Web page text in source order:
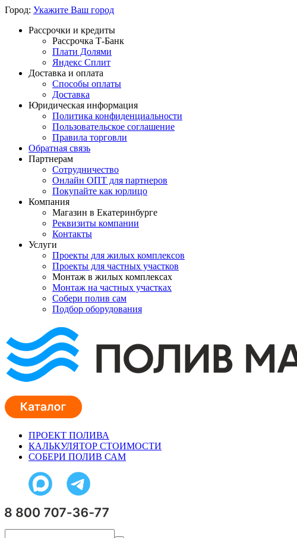
Город: Укажите Ваш город
Рассрочки и кредиты
Рассрочка Т-Банк
Плати Долями
Яндекс Сплит
Доставка и оплата
Способы оплаты
Доставка
Юридическая информация
Политика конфиденциальности
Пользовательское соглашение
Правила торговли
Обратная связь
Партнерам
Сотрудничество
Онлайн ОПТ для партнеров
Покупайте как юрлицо
Компания
Магазин в Екатеринбурге
Реквизиты компании
Контакты
Услуги
Проекты для жилых комплексов
Проекты для частных участков
Монтаж в жилых комплексах
Монтаж на частных участках
Собери полив сам
Подбор оборудования
ПРОЕКТ ПОЛИВА
КАЛЬКУЛЯТОР СТОИМОСТИ
СОБЕРИ ПОЛИВ САМ